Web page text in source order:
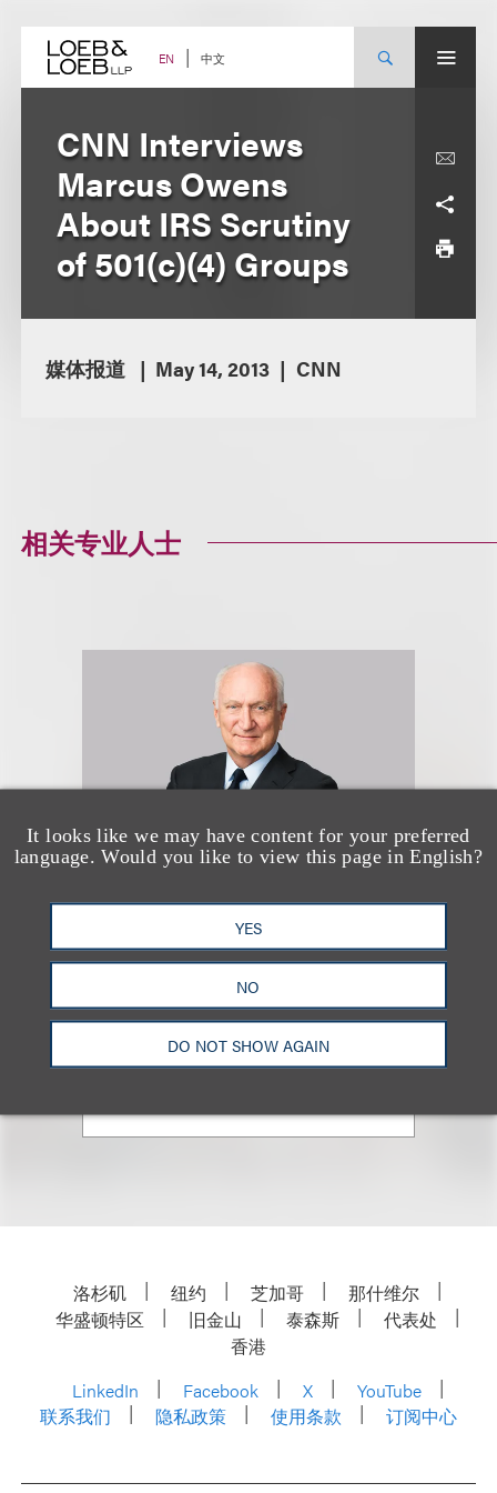
content EN 中文
It looks like we may have content for your preferred
language. Would you like to view this page in English?
YES
NO
DO NOT SHOW AGAIN
CNN Interviews
Marcus Owens
About IRS Scrutiny
of 501(c)(4) Groups
媒体报道 May 14, 2013 CNN
相关专业人士
Marcus S. Owens
+1.202.618.5014
Email
洛杉矶 纽约 芝加哥
那什维尔
华盛顿特区
旧金山 泰森斯
代表处
香港
LinkedIn
Facebook X
YouTube
联系我们
隐私政策 使用条款 订阅中心